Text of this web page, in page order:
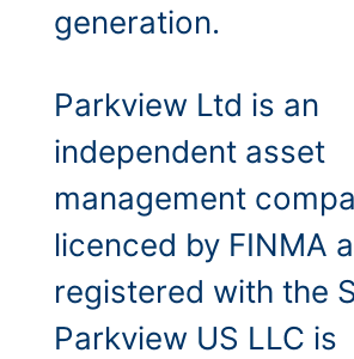
generation.
Parkview Ltd is an
independent asset
management
licenced by FINMA
registered with the
Parkview US LLC is